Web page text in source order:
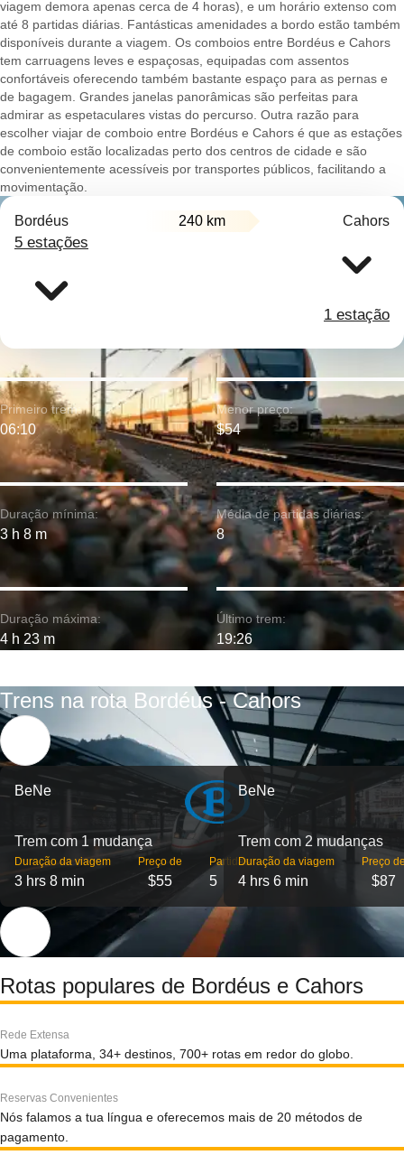
viagem demora apenas cerca de 4 horas), e um horário extenso com
até 8 partidas diárias. Fantásticas amenidades a bordo estão também
disponíveis durante a viagem. Os comboios entre Bordéus e Cahors
tem carruagens leves e espaçosas, equipadas com assentos
confortáveis oferecendo também bastante espaço para as pernas e
de bagagem. Grandes janelas panorâmicas são perfeitas para
admirar as espetaculares vistas do percurso. Outra razão para
escolher viajar de comboio entre Bordéus e Cahors é que as estações
de comboio estão localizadas perto dos centros de cidade e são
convenientemente acessíveis por transportes públicos, facilitando a
movimentação.
Bordéus 240 km Cahors
5 estações
1 estação
Duração mínima:
3 h 8 m
Primeiro trem:
06:10
Duração máxima:
4 h 23 m
Menor preço:
$54
Média de partidas diárias:
8
Último trem:
19:26
Trens na rota Bordéus - Cahors
BeNe
Trem com 1 mudança
Duração da viagem
3 hrs 8 min
Preço de
$55
Partidas
5
BeNe
Trem com 2 mudanças
Duração da viagem
4 hrs 6 min
Preço
$87
Rotas populares de Bordéus e Cahors
Rede Extensa
Uma plataforma, 34+ destinos, 700+ rotas em redor do globo.
Reservas Convenientes
Nós falamos a tua língua e oferecemos mais de 20 métodos de
pagamento.